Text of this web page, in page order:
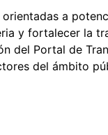
a
y fortalecer la
del Portal de
del ámbito